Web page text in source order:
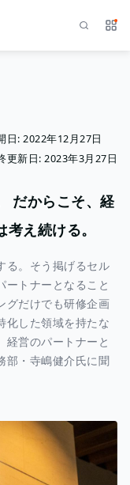
サ
日: 2022年12月27日
更新日: 2023年3月27日
だからこそ、経
え続ける。
る。そう掲げるセル
ートナーとなること
グだけでも研修企画
化した領域を持たな
経営のパートナーと
部・寺嶋健介氏に聞